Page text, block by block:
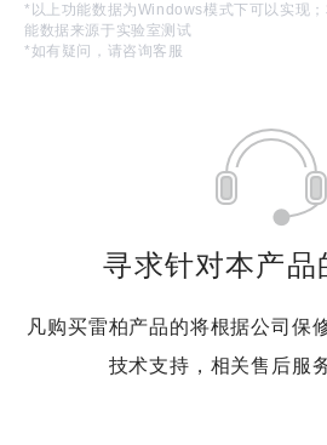
*以上功能数据为Windows模式下可以实现
能数据来源于实验室测试
*如有疑问，请咨询客服
寻求针对本产品
凡购买雷柏产品的将根据公司保
技术支持，相关售后服